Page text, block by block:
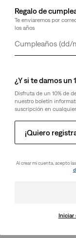
Regalo de
Te enviaremos por
los años
Día
Mes
Año
¿Y si te damos un
Disfruta de un 10% de
nuestro boletín
suscripción en
¡Quiero
Al crear mi cuenta, acepto las
Iniciar